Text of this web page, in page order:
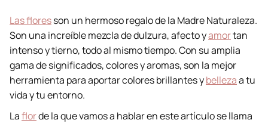
Las floresson un hermoso regalo de la Madre Naturaleza.
Son una increíble mezcla de dulzura, afecto yamortan
intenso y tierno, todo al mismo tiempo. Con su amplia
gama de significados, colores y aromas, son la mejor
herramienta para aportar colores brillantes ybellezaa tu
vida y tu entorno.
Laflorde la que vamos a hablar en este artículo se llama